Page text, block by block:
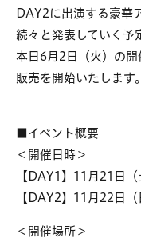
DAY2に出演する豪華
続々と発表していく予
本日6月2日（火）の
販売を開始いたします。
■イベント概要
＜開催日時＞
【DAY1】11⽉21⽇
【DAY2】11⽉22⽇
＜開催場所＞